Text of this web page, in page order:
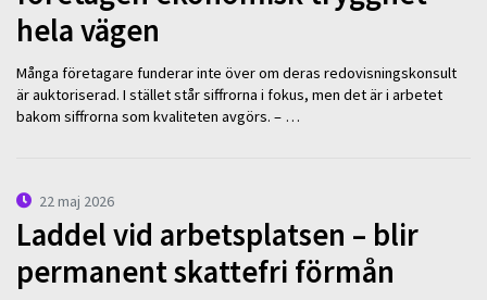
hela vägen
Många företagare funderar inte över om deras redovisningskonsult
är auktoriserad. I stället står siffrorna i fokus, men det är i arbetet
bakom siffrorna som kvaliteten avgörs. – …
22 maj 2026
Laddel vid arbetsplatsen – blir
permanent skattefri förmån